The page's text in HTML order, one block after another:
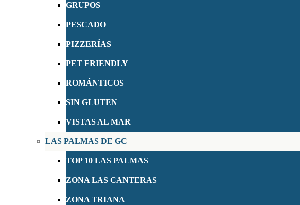
GRUPOS
PESCADO
PIZZERÍAS
PET FRIENDLY
ROMÁNTICOS
SIN GLUTEN
VISTAS AL MAR
LAS PALMAS DE GC
TOP 10 LAS PALMAS
ZONA LAS CANTERAS
ZONA TRIANA